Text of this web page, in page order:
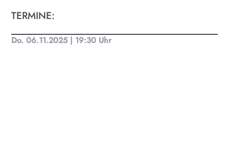
TERMINE:
Do. 06.11.2025 | 19:30 Uhr